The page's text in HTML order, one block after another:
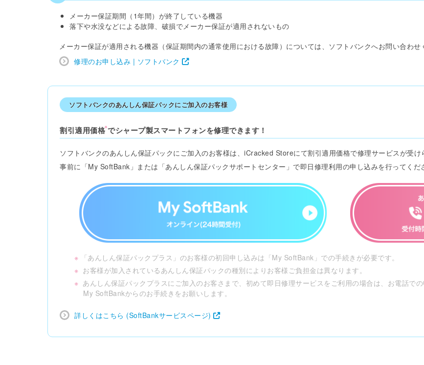
メーカー保証期間（1年間）が終了している機器
落下や水没などによる故障、破損でメーカー保証が適用されないもの
メーカー保証が適用される機器（保証期間内の通常使用における故障）については、ソフトバンクへお問い合わせ
修理のお申し込み | ソフトバンク
ソフトバンクのあんしん保証パックにご加入のお客様
割引適用価格※でシャープ製スマートフォンを修理できます！
ソフトバンクのあんしん保証パックにご加入のお客様は、iCracked Storeにて割引適用価格で修理サービスが受け
事前に「My SoftBank」または「あんしん保証パックサポートセンター」で即日修理利用の申し込みを行ってくだ
※
「あんしん保証パックプラス」のお客様の初回申し込みは「My SoftBank」での手続きが必要です。
※ お客様が加入されているあんしん保証パックの種別によりお客様ご負担金は異なります。
※ あんしん保証パックプラスにご加入のお客さまで、初めて即日修理サービスをご利用の場合は、お電話での
My SoftBankからのお手続きをお願いします。
詳しくはこちら (SoftBankサービスページ)